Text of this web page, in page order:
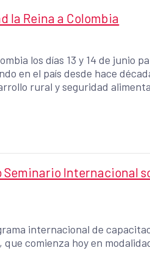
la Reina a Colombia
los días 13 y 14 de junio
en el país desde hace
rural y seguridad
Seminario Internacional
internacional de
que comienza hoy en